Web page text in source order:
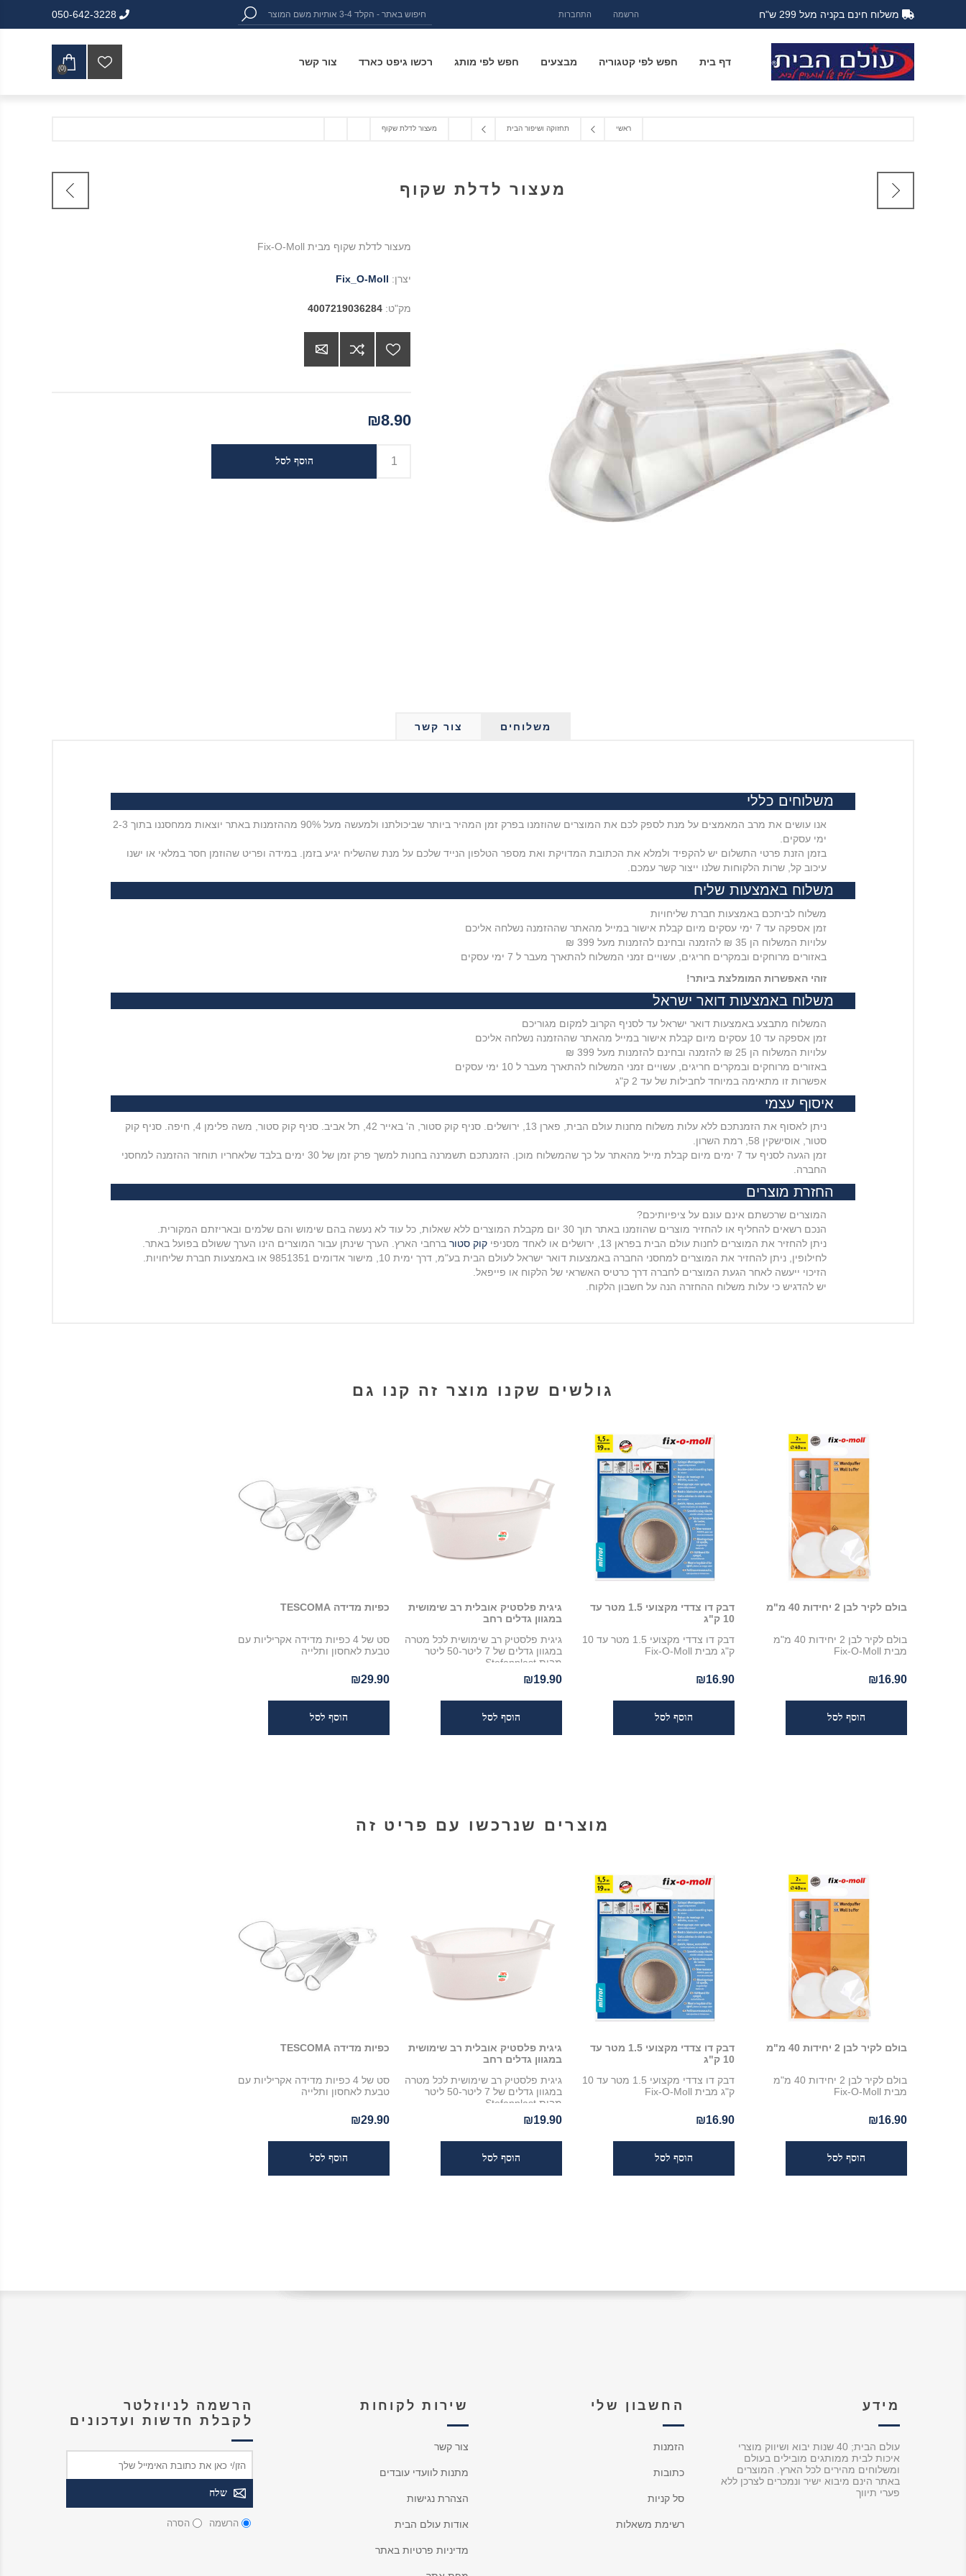
הרשמה התחברות משלוח חינם בקניה מעל 299 ש"ח 050-642-3228
דף בית חפש לפי קטגוריה מבצעים חפש לפי מותג רכשו גיפט כארד צור קשר
(0)
ראשי תחזוקה ושיפור הבית מעצור לדלת שקוף
מעצור לדלת שקוף
מעצור לדלת שקוף מבית Fix-O-Moll
יצרן: Fix_O-Moll
מק"ט: 4007219036284
₪8.90
משלוחים צור קשר
משלוחים כללי
אנו עושים את מרב המאמצים על מנת לספק לכם את המוצרים שהוזמנו בפרק זמן המהיר ביותר שביכולתנו ולמעשה מעל 90% מההזמנות באתר יוצאות ממחסננו בתוך 2-3
ימי עסקים.
בזמן הזנת פרטי התשלום יש להקפיד ולמלא את הכתובת המדויקת ואת מספר הטלפון הנייד שלכם על מנת שהשליח יגיע בזמן. במידה ופריט שהוזמן חסר במלאי או ישנו
עיכוב קל, שרות הלקוחות שלנו ייצור קשר עמכם.
משלוח באמצעות שליח
משלוח לביתכם באמצעות חברת שליחויות
זמן אספקה עד 7 ימי עסקים מיום קבלת אישור במייל מהאתר שההזמנה נשלחה אליכם
עלויות המשלוח הן 35 ₪ להזמנה ובחינם להזמנות מעל 399 ₪
באזורים מרוחקים ובמקרים חריגים, עשויים זמני המשלוח להתארך מעבר ל 7 ימי עסקים
זוהי האפשרות המומלצת ביותר!
משלוח באמצעות דואר ישראל
המשלוח מתבצע באמצעות דואר ישראל עד לסניף הקרוב למקום מגוריכם
זמן אספקה עד 10 עסקים מיום קבלת אישור במייל מהאתר שההזמנה נשלחה אליכם
עלויות המשלוח הן 25 ₪ להזמנה ובחינם להזמנות מעל 399 ₪
באזורים מרוחקים ובמקרים חריגים, עשויים זמני המשלוח להתארך מעבר ל 10 ימי עסקים
אפשרות זו מתאימה במיוחד לחבילות של עד 2 ק"ג
איסוף עצמי
ניתן לאסוף את הזמנתכם ללא עלות משלוח מחנות עולם הבית, פארן 13, ירושלים. סניף קוק סטור, ה' באייר 42, תל אביב. סניף קוק סטור, משה פלימן 4, חיפה. סניף קוק
סטור, אוסישקין 58, רמת השרון.
זמן הגעה לסניף עד 7 ימים מיום קבלת מייל מהאתר על כך שהמשלוח מוכן. הזמנתכם תשמרנה בחנות למשך פרק זמן של 30 ימים בלבד שלאחריו תוחזר ההזמנה למחסני
החברה.
החזרת מוצרים
המוצרים שרכשתם אינם עונם על ציפיותיכם?
הנכם רשאים להחליף או להחזיר מוצרים שהוזמנו באתר תוך 30 יום מקבלת המוצרים ללא שאלות, כל עוד לא נעשה בהם שימוש והם שלמים ובאריזתם המקורית.
ניתן להחזיר את המוצרים לחנות עולם הבית בפראן 13, ירושלים או לאחד מסניפי
קוק סטור ברחבי הארץ. הערך שינתן עבור המוצרים הינו הערך ששולם בפועל באתר.
לחילופין, ניתן להחזיר את המוצרים למחסני החברה באמצעות דואר ישראל לעולם הבית בע"מ, דרך ימית 10, מישור
אדומים 9851351 או באמצעות חברת שליחויות.
הזיכוי ייעשה לאחר הגעת המוצרים לחברה דרך כרטיס האשראי של הלקוח או פייפאל.
יש להדגיש כי עלות משלוח ההחזרה הנה על חשבון הלקוח.
גולשים שקנו מוצר זה קנו גם
בולם לקיר לבן 2 יחידות 40 מ"מ
בולם לקיר לבן 2 יחידות 40 מ"מ
מבית Fix-O-Moll
₪16.90
דבק דו צדדי מקצועי 1.5 מטר עד
10 ק"ג
דבק דו צדדי מקצועי 1.5 מטר עד 10
ק"ג מבית Fix-O-Moll
₪16.90
גיגית פלסטיק אובלית רב שימושית
במגוון גדלים רחב
גיגית פלסטיק רב שימושית לכל מטרה
במגוון גדלים של 7 ליטר-50 ליטר
מבית Stefanplast
₪19.90
כפיות מדידה TESCOMA
סט של 4 כפיות מדידה אקריליות עם
טבעת לאחסון ותלייה
₪29.90
מוצרים שנרכשו עם פריט זה
בולם לקיר לבן 2 יחידות 40 מ"מ
בולם לקיר לבן 2 יחידות 40 מ"מ
מבית Fix-O-Moll
₪16.90
דבק דו צדדי מקצועי 1.5 מטר עד
10 ק"ג
דבק דו צדדי מקצועי 1.5 מטר עד 10
ק"ג מבית Fix-O-Moll
₪16.90
גיגית פלסטיק אובלית רב שימושית
במגוון גדלים רחב
גיגית פלסטיק רב שימושית לכל מטרה
במגוון גדלים של 7 ליטר-50 ליטר
מבית Stefanplast
₪19.90
כפיות מדידה TESCOMA
סט של 4 כפיות מדידה אקריליות עם
טבעת לאחסון ותלייה
₪29.90
מידע
עולם הבית; 40 שנות יבוא ושיווק מוצרי
איכות לבית ממותגים מובילים בעולם
ומשלוחים מהירים לכל הארץ. המוצרים
באתר הינם מיבוא ישיר ונמכרים לצרכן ללא
פערי תיווך
החשבון שלי
הזמנות
כתובות
סל קניות
רשימת משאלות
שירות לקוחות
צור קשר
מתנות לוועדי עובדים
הצהרת נגישות
אודות עולם הבית
מדיניות פרטיות באתר
הרשמה לניוזלטר
לקבלת חדשות ועדכונים
הרשמה הסרה